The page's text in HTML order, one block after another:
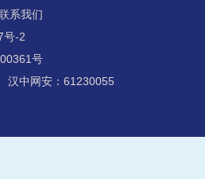
系我们
号-2
号
汉中网安：61230055